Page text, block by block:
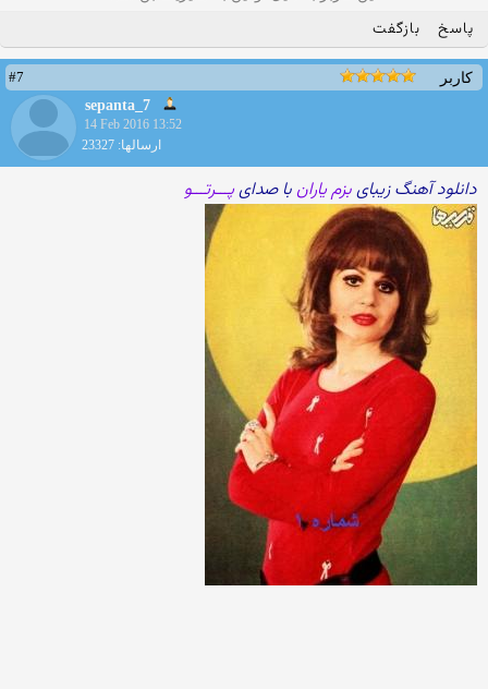
پاسخ بازگفت
کاربر
#7
sepanta_7
14 Feb 2016 13:52
ارسالها: 23327
دانلود آهنگ زیبایبزم یاران با صدایپـــرتـــو